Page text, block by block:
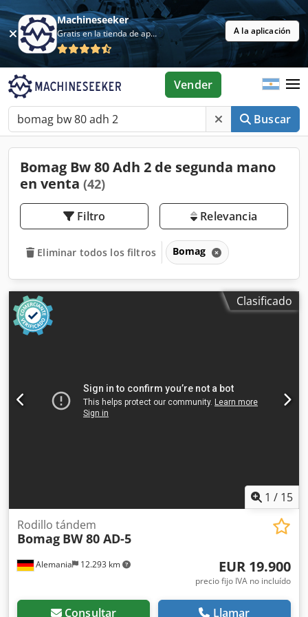
Machineseeker
Gratis en la tienda de aplicaciones A la aplicación
Buscar
Vender
Bomag Bw 80 Adh 2 de segunda mano
en venta (42)
Filtro Relevancia
Eliminar todos los filtros Bomag
Clasificado
1 / 15
Alemania 12.293 km
Rodillo tándem
Bomag BW 80 AD-5
EUR 19.900
precio fijo IVA no incluído
Consultar Llamar